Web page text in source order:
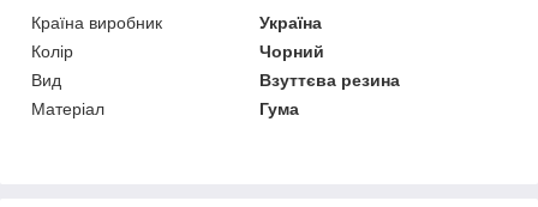
Країна виробник
Україна
Колір
Чорний
Вид
Взуттєва резина
Матеріал
Гума